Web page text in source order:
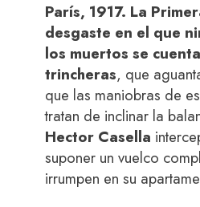
París, 1917. La
desgaste en el que
los muertos se
trincheras, que
que las maniobras de
tratan de inclinar la
Hector Casella
suponer un vuelco
irrumpen en su